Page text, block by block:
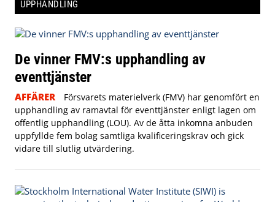
UPPHANDLING
De vinner FMV:s upphandling av
eventtjänster
AFFÄRER
Försvarets materielverk (FMV) har genomfört en
upphandling av ramavtal för eventtjänster enligt lagen om
offentlig upphandling (LOU). Av de åtta inkomna anbuden
uppfyllde fem bolag samtliga kvalificeringskrav och gick
vidare till slutlig utvärdering.